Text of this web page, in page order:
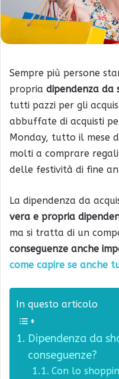
Sempre più persone
propria dipendenza da
tutti pazzi per gli
abbuffate di acquisti
Monday, tutto il mese
molti a comprare
delle festività di fine
La dipendenza da
vera e propria
ma si tratta di un
conseguenze anche
come capire se anche
In questo articolo
Dipendenza da
conseguenze?
Con lo